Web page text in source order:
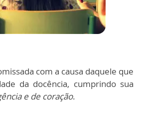
com a causa daquele que
da docência, cumprindo sua
e de coração.